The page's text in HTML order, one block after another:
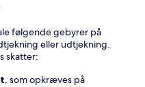
følgende gebyrer på
eller udtjekning.
skatter:
, som opkræves på